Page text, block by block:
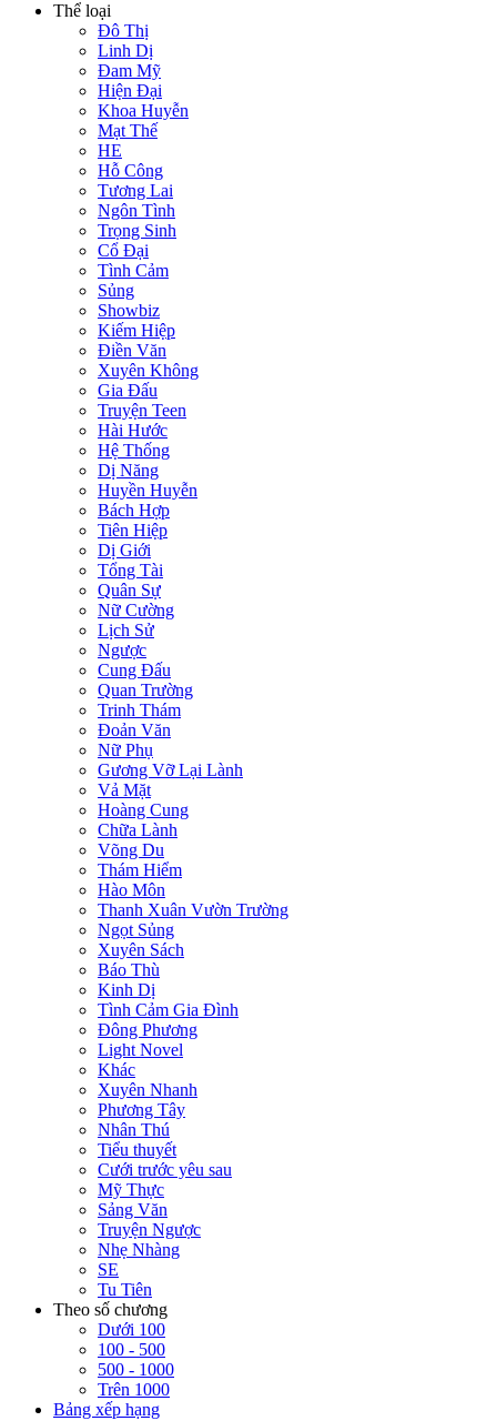
Thể loại
Đô Thị
Linh Dị
Đam Mỹ
Hiện Đại
Khoa Huyễn
Mạt Thế
HE
Hỗ Công
Tương Lai
Ngôn Tình
Trọng Sinh
Cổ Đại
Tình Cảm
Sủng
Showbiz
Kiếm Hiệp
Điền Văn
Xuyên Không
Gia Đấu
Truyện Teen
Hài Hước
Hệ Thống
Dị Năng
Huyền Huyễn
Bách Hợp
Tiên Hiệp
Dị Giới
Tổng Tài
Quân Sự
Nữ Cường
Lịch Sử
Ngược
Cung Đấu
Quan Trường
Trinh Thám
Đoản Văn
Nữ Phụ
Gương Vỡ Lại Lành
Vả Mặt
Hoàng Cung
Chữa Lành
Võng Du
Thám Hiểm
Hào Môn
Thanh Xuân Vườn Trường
Ngọt Sủng
Xuyên Sách
Báo Thù
Kinh Dị
Tình Cảm Gia Đình
Đông Phương
Light Novel
Khác
Xuyên Nhanh
Phương Tây
Nhân Thú
Tiểu thuyết
Cưới trước yêu sau
Mỹ Thực
Sảng Văn
Truyện Ngược
Nhẹ Nhàng
SE
Tu Tiên
Theo số chương
Dưới 100
100 - 500
500 - 1000
Trên 1000
Bảng xếp hạng